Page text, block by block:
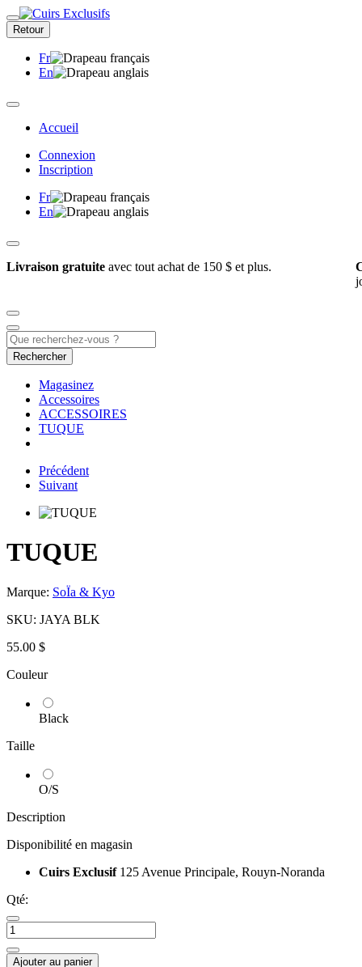
Retour
Fr
En
Accueil
Connexion
Inscription
Fr
En
Livraison gratuite avec tout achat de 150 $ et plus.
Rechercher
Magasinez
Accessoires
ACCESSOIRES
TUQUE
Précédent
Suivant
TUQUE
Marque: SoÏa & Kyo
SKU: JAYA BLK
55.00 $
Couleur
Black
Taille
O/S
Description
Disponibilité en magasin
Cuirs Exclusif 125 Avenue Principale, Rouyn-Noranda
Qté:
Ajouter au panier